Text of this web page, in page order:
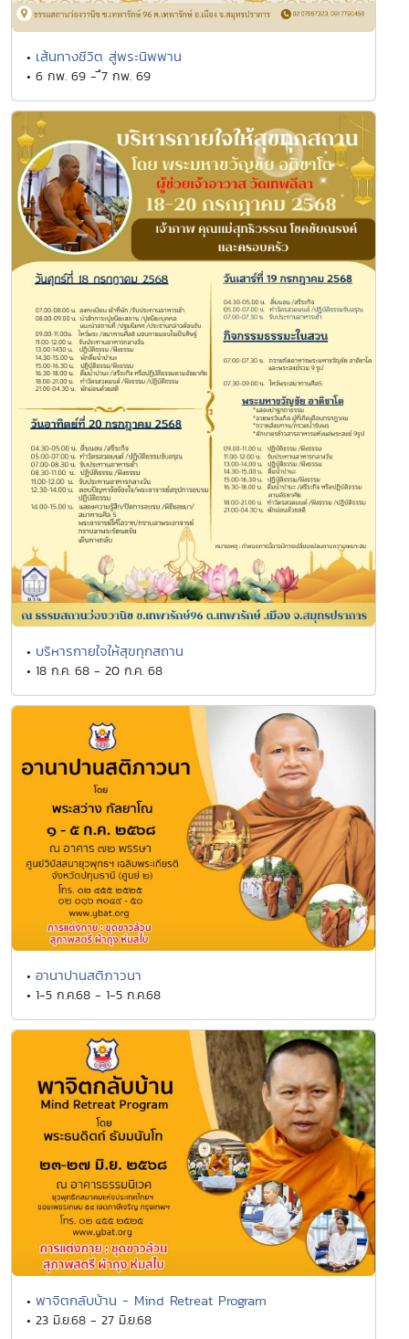
• เส้นทางชีวิต สู่พระนิพพาน
• 6 กพ. 69 - ึ7 กพ. 69
• บริหารกายใจให้สุขทุกสถาน
• 18 ก.ค. 68 - 20 ก.ค. 68
• อานาปานสติภาวนา
• 1-5 ก.ค.68 - 1-5 ก.ค.68
• พาจิตกลับบ้าน - Mind Retreat Program
• 23 มิ.ย.68 - 27 มิ.ย.68